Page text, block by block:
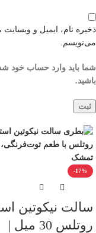
ذخیره نام، ایمیل و
می‌نویسم.
شما باید وارد حساب خود
باشید.
-17%
سالت نیکوتین
روتلس 30 میل |